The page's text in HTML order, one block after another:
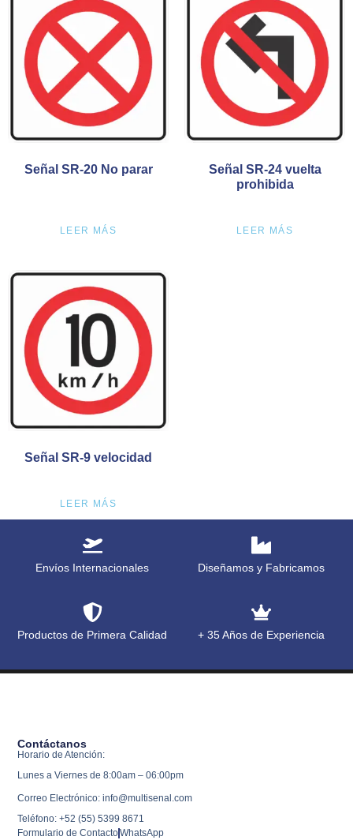
Señal SR-20 No parar
LEER MÁS
Señal SR-24 vuelta
prohibida
LEER MÁS
Señal SR-9 velocidad
LEER MÁS
Envíos Internacionales Diseñamos y Fabricamos
Productos de Primera Calidad + 35 Años de Experiencia
Contáctanos
Horario de Atención:
Lunes a Viernes de 8:00am – 06:00pm
Correo Electrónico: info@multisenal.com
Teléfono: +52 (55) 5399 8671
Formulario de ContactoWhatsApp